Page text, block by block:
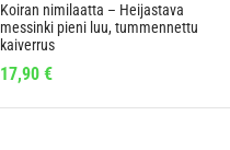
Koiran nimilaatta – Heijastava
messinki pieni luu, tummennettu
kaiverrus
17,90 €